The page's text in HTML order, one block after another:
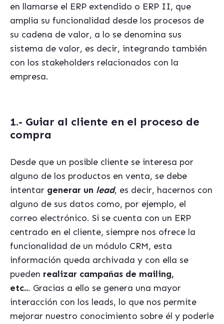
en llamarse el ERP extendido o ERP II, que
amplia su funcionalidad desde los procesos de
su cadena de valor, a lo se denomina sus
sistema de valor, es decir, integrando también
con los stakeholders relacionados con la
empresa.
1.- Guiar al cliente en el proceso de
compra
Desde que un posible cliente se interesa por
alguno de los productos en venta, se debe
intentar generar un lead, es decir, hacernos con
alguno de sus datos como, por ejemplo, el
correo electrónico. Si se cuenta con un ERP
centrado en el cliente, siempre nos ofrece la
funcionalidad de un módulo CRM, esta
información queda archivada y con ella se
pueden realizar campañas de mailing,
etc... Gracias a ello se genera una mayor
interacción con los leads, lo que nos permite
mejorar nuestro conocimiento sobre él y poderle